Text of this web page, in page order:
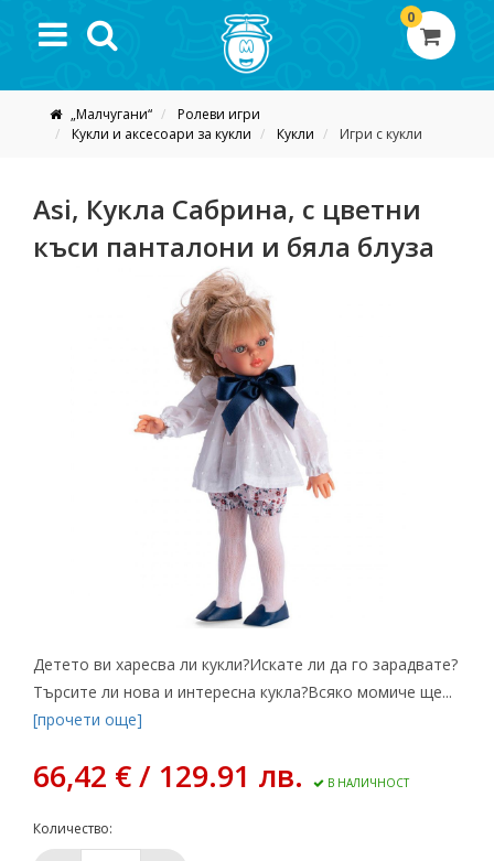
0
„Малчугани“
Ролеви игри
Кукли и аксесоари за кукли
Кукли Игри с кукли
Asi, Кукла Сабрина, с цветни
къси панталони и бяла блуза
Детето ви харесва ли кукли?Искате ли да го зарадвате?
Търсите ли нова и интересна кукла?Всяко момиче ще...
[прочети още]
66,42 € / 129.91 лв. В НАЛИЧНОСТ
Количество: